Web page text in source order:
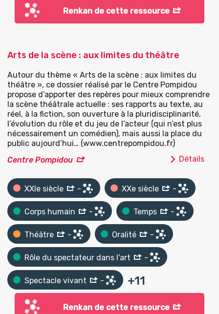
Renkan de cette ressource
Arts de la scène : aux limites du théâtre
Autour du thème « Arts de la scène : aux limites du
théâtre », ce dossier réalisé par le Centre Pompidou
propose d’apporter des repères pour mieux comprendre
la scène théâtrale actuelle : ses rapports au texte, au
réel, à la fiction, son ouverture à la pluridisciplinarité,
l’évolution du rôle et du jeu de l’acteur (qui n’est plus
nécessairement un comédien), mais aussi la place du
public aujourd’hui… (www.centrepompidou.fr)
Centre Pompidou
Détails
XXIe siècle - XXe siècle -
Corps humain - Temps -
Théâtre - Oralité -
Rôle du spectateur dans l'art -
Spectacle vivant - +11
Renkan de cette ressource